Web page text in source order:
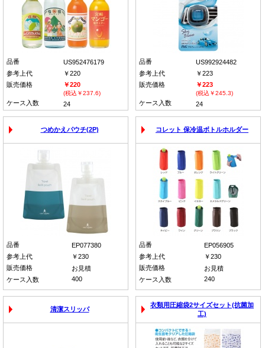
品番
US952476179
参考上代
￥220
販売価格
￥220
(税込￥237.6)
ケース入数 24
品番
US992924482
参考上代
￥223
販売価格
￥223
(税込￥245.3)
ケース入数 24
つめかえパウチ(2P)
品番
EP077380
参考上代
￥230
販売価格
お見積
ケース入数
400
コレット 保冷温ボトルホルダー
品番
EP056905
参考上代
￥230
販売価格
お見積
ケース入数
240
清潔スリッパ
衣類用圧縮袋2サイズセット(抗菌加
工)